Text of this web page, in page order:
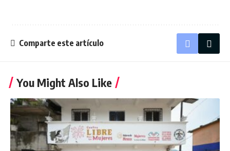
Comparte este artículo
You Might Also Like